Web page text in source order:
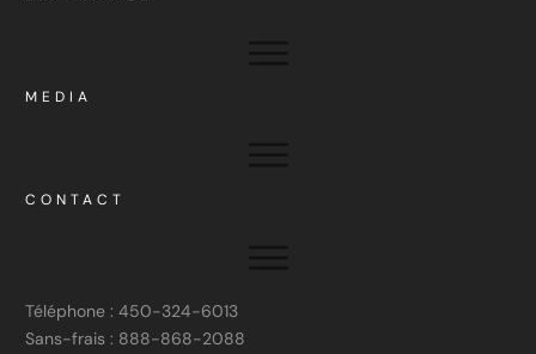
MEDIA
CONTACT
Téléphone : 450-324-6013
Sans-frais : 888-868-2088